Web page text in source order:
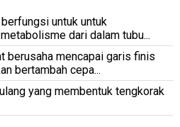
untuk untuk
dari dalam tubu...
berusaha mencapai garis finis
bertambah cepa...
yang membentuk tengkorak